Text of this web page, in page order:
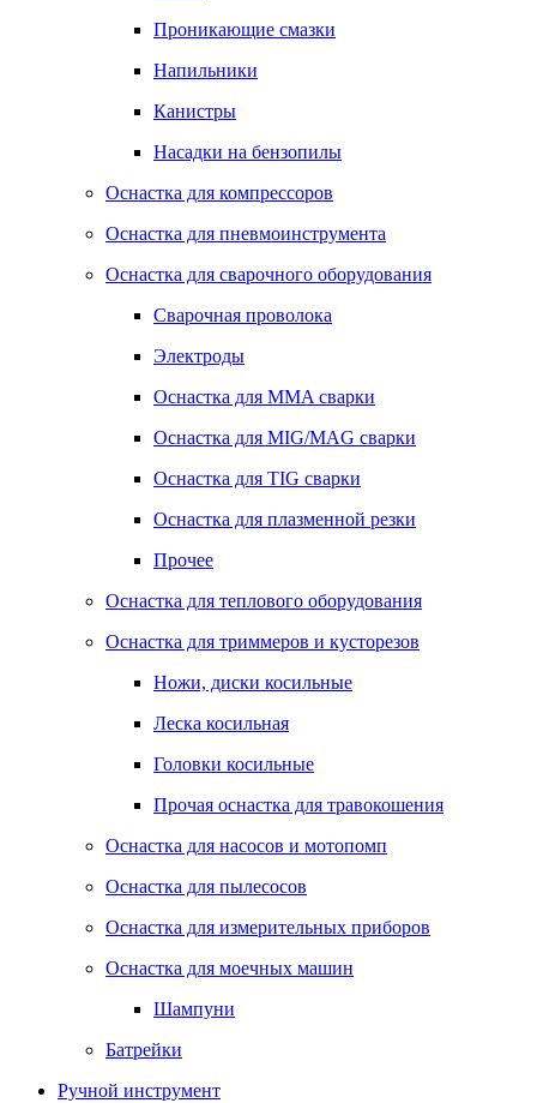
Проникающие смазки
Напильники
Канистры
Насадки на бензопилы
Оснастка для компрессоров
Оснастка для пневмоинструмента
Оснастка для сварочного оборудования
Сварочная проволока
Электроды
Оснастка для MMA сварки
Оснастка для MIG/MAG сварки
Оснастка для TIG сварки
Оснастка для плазменной резки
Прочее
Оснастка для теплового оборудования
Оснастка для триммеров и кусторезов
Ножи, диски косильные
Леска косильная
Головки косильные
Прочая оснастка для травокошения
Оснастка для насосов и мотопомп
Оснастка для пылесосов
Оснастка для измерительных приборов
Оснастка для моечных машин
Шампуни
Батрейки
Ручной инструмент